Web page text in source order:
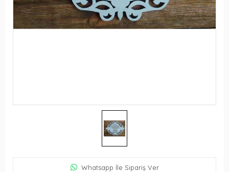
Whatsapp İle Sipariş Ver